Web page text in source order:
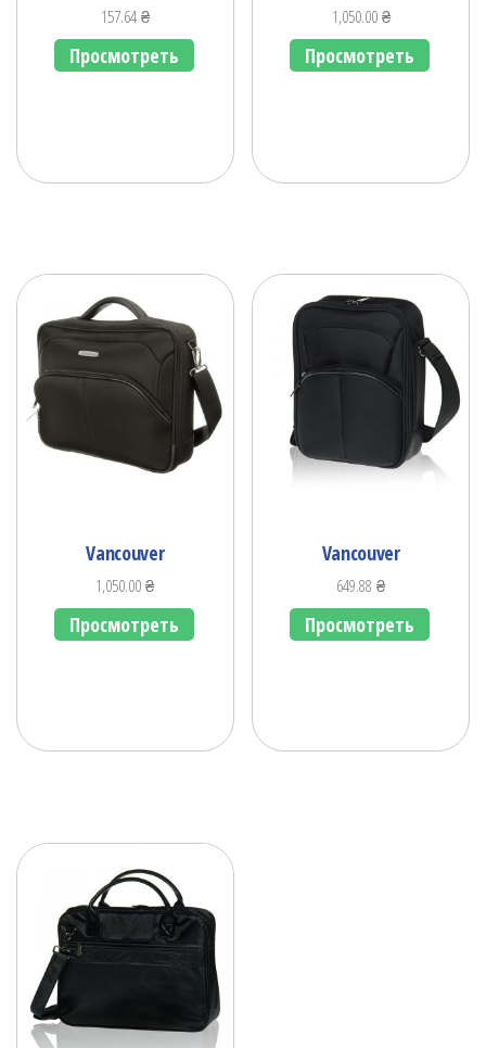
157.64₴
Просмотреть
1,050.00₴
Просмотреть
Vancouver
1,050.00₴
Просмотреть
Vancouver
649.88₴
Просмотреть